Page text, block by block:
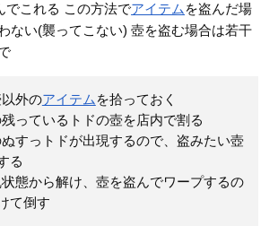
でこれる この方法でアイテム を盗んだ場
ない(襲ってこない) 壺を盗む場合は若干
外のアイテム を拾っておく
っているトドの壺を店内で割る
すっトドが出現するので、盗みたい壺
る
状態から解け、壺を盗んでワープするの
て倒す